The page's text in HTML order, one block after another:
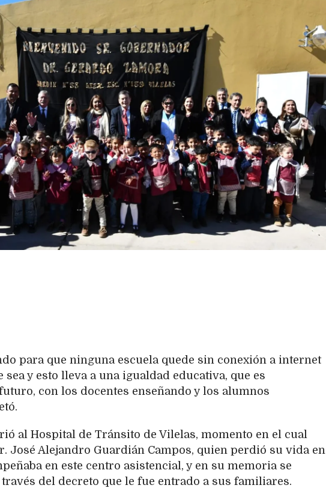
para que ninguna escuela quede sin conexión a internet
sea y esto lleva a una igualdad educativa, que es
con los docentes enseñando y los alumnos
al Hospital de Tránsito de Vilelas, momento en el cual
José Alejandro Guardián Campos, quien perdió su vida en
en este centro asistencial, y en su memoria se
del decreto que le fue entrado a sus familiares.